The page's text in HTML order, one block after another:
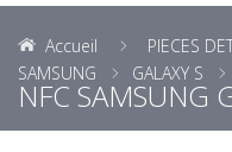
Accueil PIECES
SAMSUNG
GALAXY S
NFC SAMSUNG